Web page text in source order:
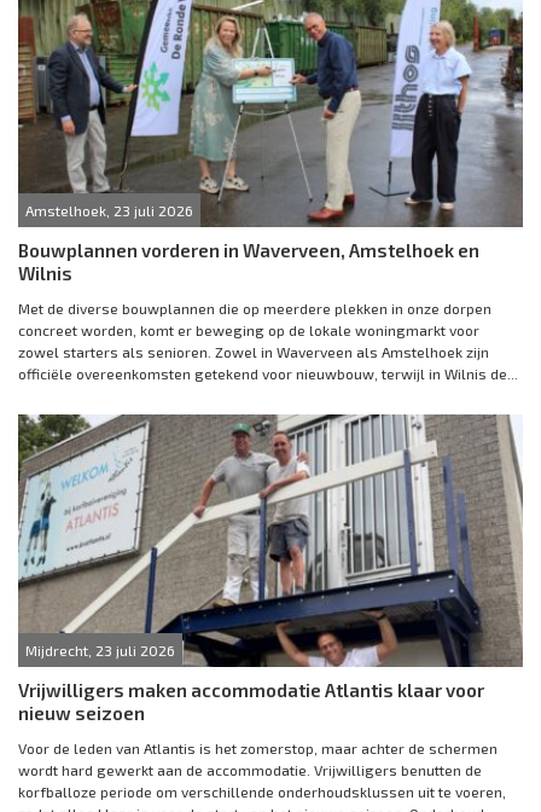
Amstelhoek, 23 juli 2026
Bouwplannen vorderen in Waverveen, Amstelhoek en
Wilnis
Met de diverse bouwplannen die op meerdere plekken in onze dorpen
concreet worden, komt er beweging op de lokale woningmarkt voor
zowel starters als senioren. Zowel in Waverveen als Amstelhoek zijn
officiële overeenkomsten getekend voor nieuwbouw, terwijl in Wilnis de...
Mijdrecht, 23 juli 2026
Vrijwilligers maken accommodatie Atlantis klaar voor
nieuw seizoen
Voor de leden van Atlantis is het zomerstop, maar achter de schermen
wordt hard gewerkt aan de accommodatie. Vrijwilligers benutten de
korfballoze periode om verschillende onderhoudsklussen uit te voeren,